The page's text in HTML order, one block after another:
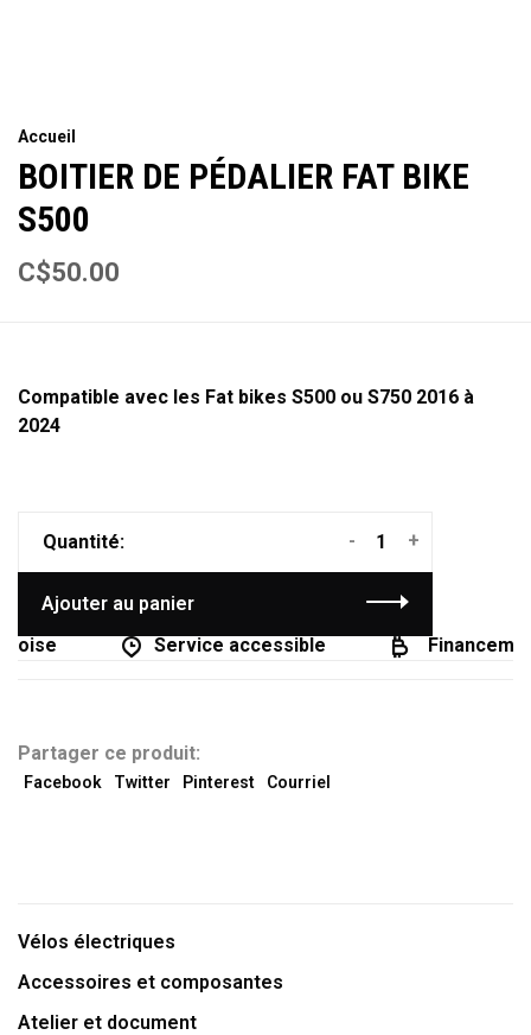
Accueil
BOITIER DE PÉDALIER FAT BIKE
S500
C$50.00
Compatible avec les Fat bikes S500 ou S750 2016 à
2024
Quantité: +
-
Ajouter au panier
Service accessible
Partager ce produit:
Facebook Twitter Pinterest Courriel
Vélos électriques
Accessoires et composantes
Atelier et document